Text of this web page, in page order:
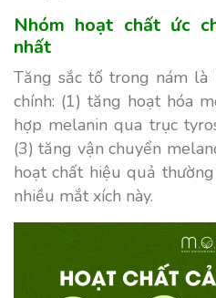
Nhóm hoạt chất ức
nhất
Tăng sắc tố trong nám là
chính: (1) tăng hoạt hóa
hợp melanin qua trục
(3) tăng vận chuyển
hoạt chất hiệu quả
nhiều mắt xích này.